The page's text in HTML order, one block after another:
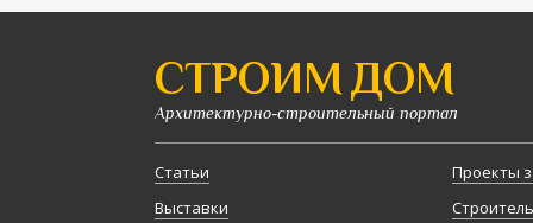
СТРОИМ ДОМ
Архитектурно-строительный портал
Статьи
Выставки
Проекты